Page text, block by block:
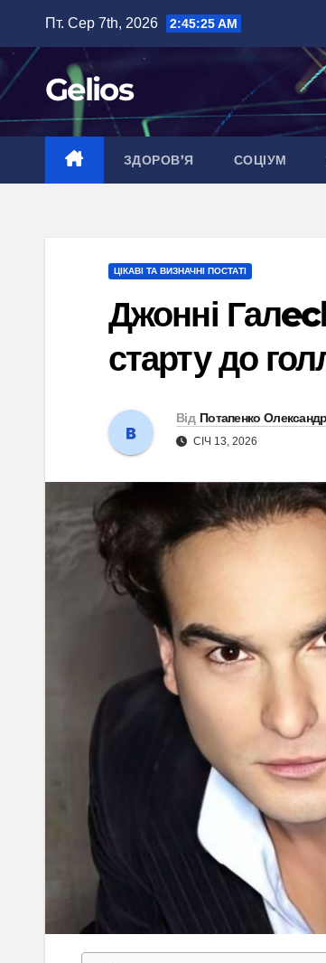
вмісту
Пт. Сер 7th, 2026 2:45:26 AM
Gelios
ЗДОРОВ’Я СОЦІУМ
ЦІКАВІ ТА ВИЗНАЧНІ ПОСТАТІ
Джонні
старту до
Від Потапенко Олександр
СІЧ 13, 2026